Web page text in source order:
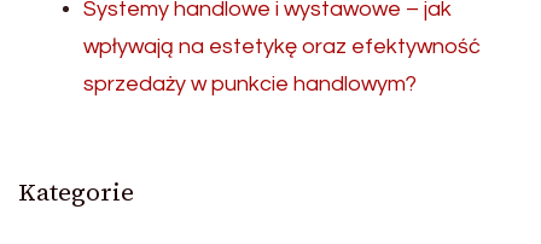
Systemy handlowe i wystawowe – jak
wpływają na estetykę oraz efektywność
sprzedaży w punkcie handlowym?
Kategorie